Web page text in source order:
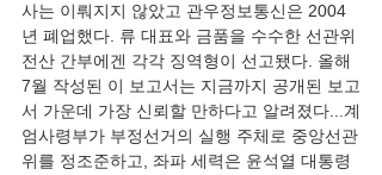
사는 이뤄지지 않았고 관우정보통신은 2004
년 폐업했다. 류 대표와 금품을 수수한 선관위
전산 간부에겐 각각 징역형이 선고됐다. 올해
7월 작성된 이 보고서는 지금까지 공개된 보고
서 가운데 가장 신뢰할 만하다고 알려졌다...계
엄사령부가 부정선거의 실행 주체로 중앙선관
위를 정조준하고, 좌파 세력은 윤석열 대통령